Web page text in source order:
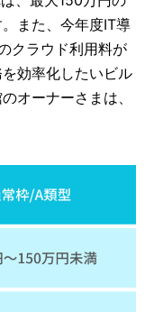
また、今年度IT導
クラウド利用料が
効率化したいビル
オーナーさまは、